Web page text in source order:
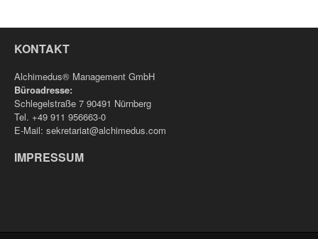
KONTAKT
Alchimedus® Management GmbH
Büroadresse:
Schlegelstraße 7 90491 Nürnberg
Tel. +49 911 956663-0
E-Mail: sekretariat@alchimedus.com
IMPRESSUM